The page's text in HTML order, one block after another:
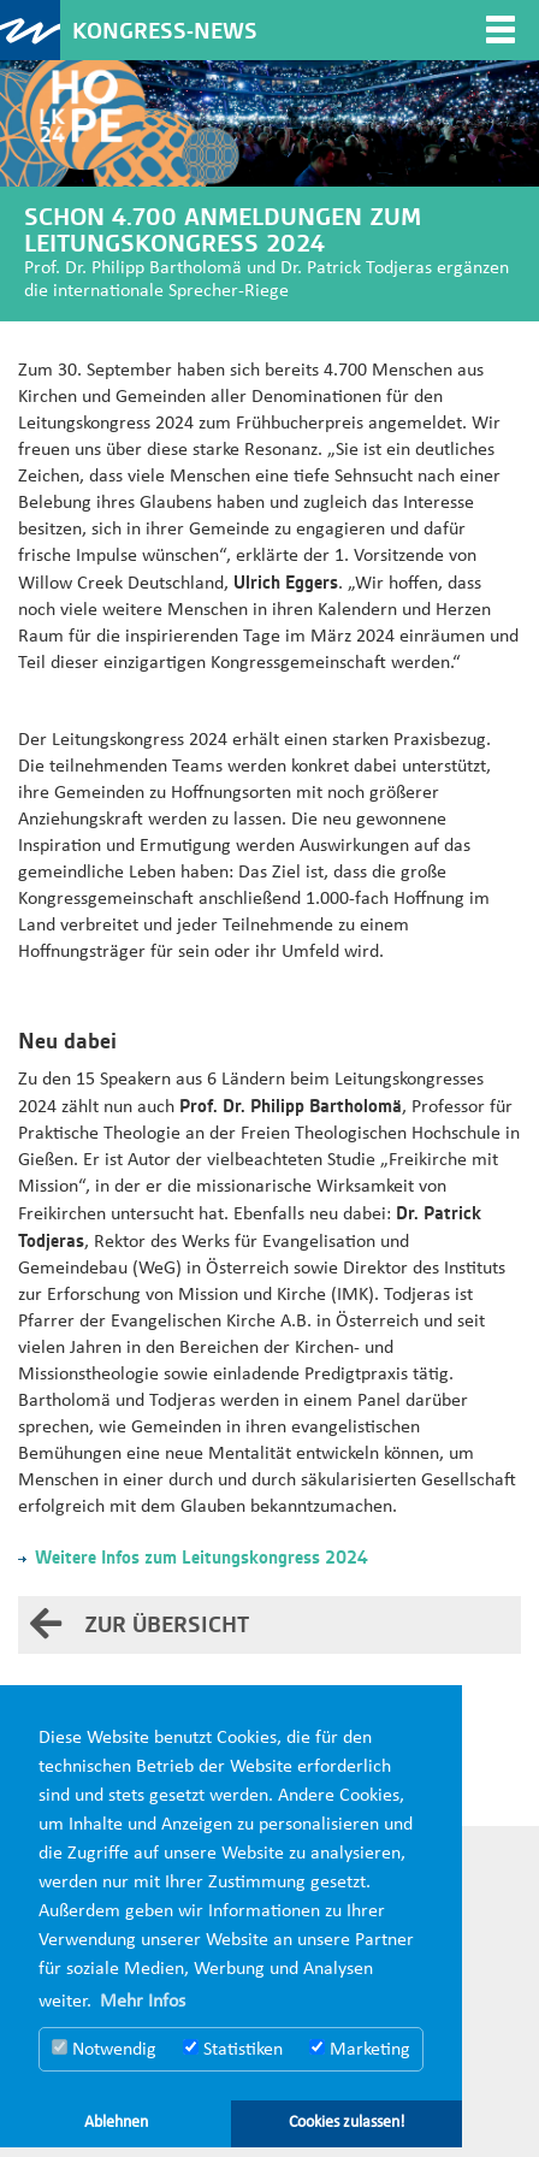
Diese Website benutzt Cookies, die für den
technischen Betrieb der Website erforderlich
sind und stets gesetzt werden. Andere Cookies,
um Inhalte und Anzeigen zu personalisieren und
die Zugriffe auf unsere Website zu analysieren,
werden nur mit Ihrer Zustimmung gesetzt.
Außerdem geben wir Informationen zu Ihrer
Verwendung unserer Website an unsere Partner
für soziale Medien, Werbung und Analysen
weiter. Mehr Infos
Notwendig Statistiken Marketing
Ablehnen Cookies zulassen!
KONGRESS-NEWS
SCHON 4.700 ANMELDUNGEN ZUM
LEITUNGSKONGRESS 2024
Prof. Dr. Philipp Bartholomä und Dr. Patrick Todjeras ergänzen
die internationale Sprecher-Riege
ZUR ÜBERSICHT
Zum 30. September haben sich bereits 4.700 Menschen aus
Kirchen und Gemeinden aller Denominationen für den
Leitungskongress 2024 zum Frühbucherpreis angemeldet. Wir
freuen uns über diese starke Resonanz. „Sie ist ein deutliches
Zeichen, dass viele Menschen eine tiefe Sehnsucht nach einer
Belebung ihres Glaubens haben und zugleich das Interesse
besitzen, sich in ihrer Gemeinde zu engagieren und dafür
frische Impulse wünschen“, erklärte der 1. Vorsitzende von
Willow Creek Deutschland, Ulrich Eggers. „Wir hoffen, dass
noch viele weitere Menschen in ihren Kalendern und Herzen
Raum für die inspirierenden Tage im März 2024 einräumen und
Teil dieser einzigartigen Kongressgemeinschaft werden.“
Der Leitungskongress 2024 erhält einen starken Praxisbezug.
Die teilnehmenden Teams werden konkret dabei unterstützt,
ihre Gemeinden zu Hoffnungsorten mit noch größerer
Anziehungskraft werden zu lassen. Die neu gewonnene
Inspiration und Ermutigung werden Auswirkungen auf das
gemeindliche Leben haben: Das Ziel ist, dass die große
Kongressgemeinschaft anschließend 1.000-fach Hoffnung im
Land verbreitet und jeder Teilnehmende zu einem
Hoffnungsträger für sein oder ihr Umfeld wird.
Neu dabei
Zu den 15 Speakern aus 6 Ländern beim Leitungskongresses
2024 zählt nun auch Prof. Dr. Philipp Bartholomä, Professor für
Praktische Theologie an der Freien Theologischen Hochschule in
Gießen. Er ist Autor der vielbeachteten Studie „Freikirche mit
Mission“, in der er die missionarische Wirksamkeit von
Freikirchen untersucht hat. Ebenfalls neu dabei: Dr. Patrick
Todjeras, Rektor des Werks für Evangelisation und
Gemeindebau (WeG) in Österreich sowie Direktor des Instituts
zur Erforschung von Mission und Kirche (IMK). Todjeras ist
Pfarrer der Evangelischen Kirche A.B. in Österreich und seit
vielen Jahren in den Bereichen der Kirchen- und
Missionstheologie sowie einladende Predigtpraxis tätig.
Bartholomä und Todjeras werden in einem Panel darüber
sprechen, wie Gemeinden in ihren evangelistischen
Bemühungen eine neue Mentalität entwickeln können, um
Menschen in einer durch und durch säkularisierten Gesellschaft
erfolgreich mit dem Glauben bekanntzumachen.
Weitere Infos zum Leitungskongress 2024
IMPRESSUM DATENSCHUTZ